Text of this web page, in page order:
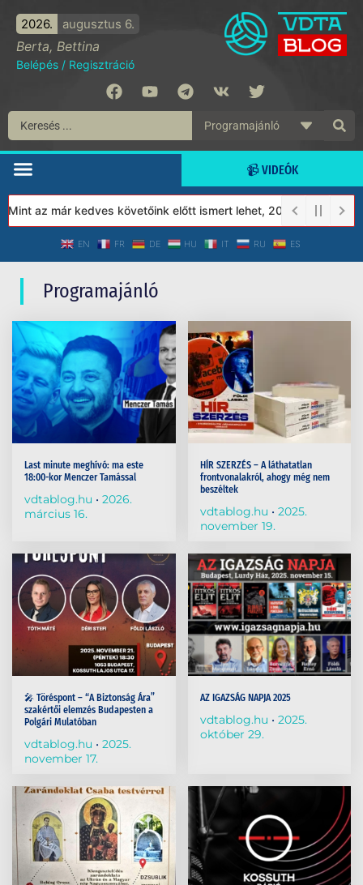
2026. augusztus 6.
Berta, Bettina
Belépés / Regisztráció
📹 VIDEÓK
az már kedves követőink előtt ismert lehet, 2023-tól a
EN FR DE HU IT RU ES
Programajánló
Last minute meghívó: ma este
18:00-kor Menczer Tamással
vdtablog.hu
2026.
március 16.
HÍR SZERZÉS – A láthatatlan
frontvonalakról, ahogy még nem
beszéltek
vdtablog.hu
2025.
november 19.
🎤 Töréspont – “A Biztonság Ára”
szakértői elemzés Budapesten a
Polgári Mulatóban
vdtablog.hu
2025.
november 17.
AZ IGAZSÁG NAPJA 2025
vdtablog.hu
2025.
október 29.